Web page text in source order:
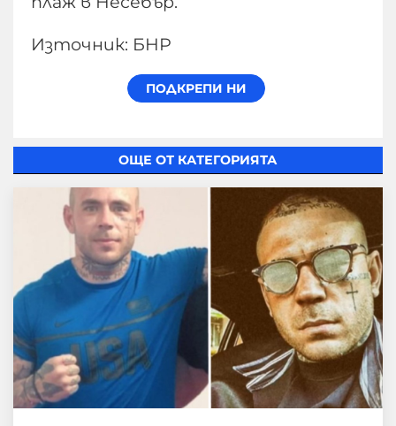
Източник: БНР
ОЩЕ ОТ КАТЕГОРИЯТА